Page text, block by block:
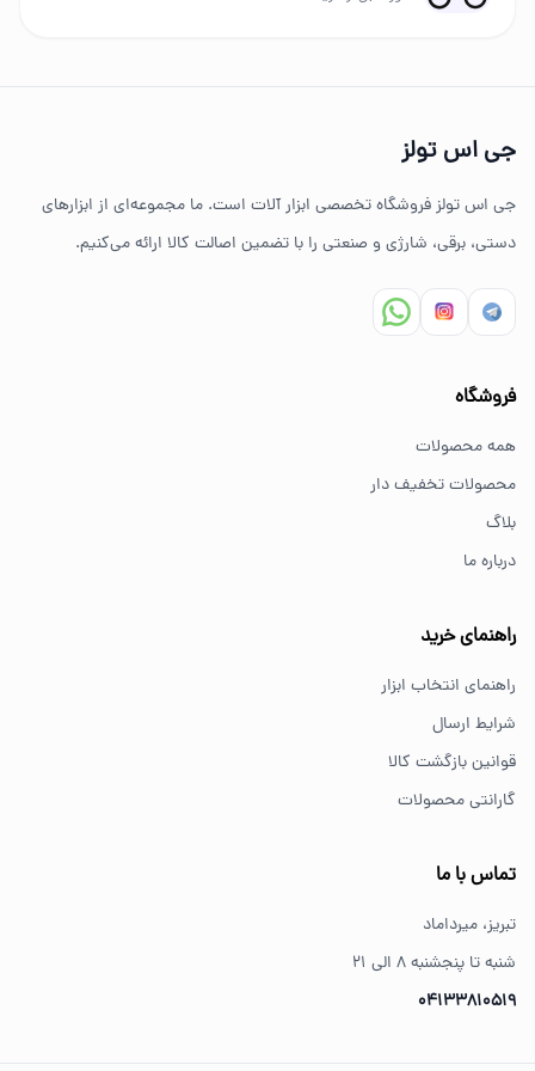
ضمانت اصالت کالا
مشاوره تخصصی خرید ابزار
برای کارهای خانگی معمولاً ابزارهای سبک مانند دریل شارژی،
از کجا ابزار اصل بخریم؟
جی اس تولز
جی اس تولز فروشگاه تخصصی ابزار آلات است. ما مجموعه‌ای از ابزارهای
دستی، برقی، شارژی و صنعتی را با تضمین اصالت کالا ارائه می‌کنیم.
فروشگاه
همه محصولات
محصولات تخفیف دار
بلاگ
درباره ما
راهنمای خرید
راهنمای انتخاب ابزار
شرایط ارسال
قوانین بازگشت کالا
گارانتی محصولات
تماس با ما
تبریز، میرداماد
شنبه تا پنجشنبه ۸ الی ۲۱
04133810519